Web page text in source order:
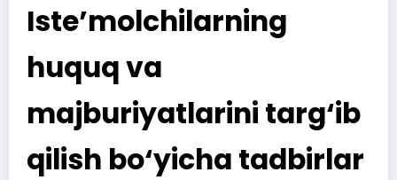
Iste’molchilarning
huquq va
majburiyatlarini targ‘ib
qilish bo‘yicha tadbirlar